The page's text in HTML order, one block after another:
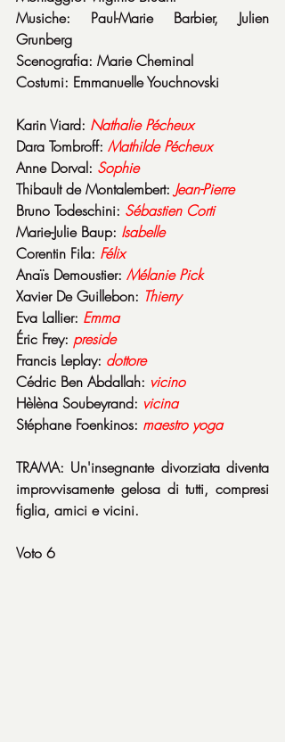
Musiche: Paul-Marie Barbier, Julien
Grunberg
Scenografia: Marie Cheminal
Costumi: Emmanuelle Youchnovski
Karin Viard: Nathalie Pécheux
Dara Tombroff: Mathilde Pécheux
Anne Dorval: Sophie
Thibault de Montalembert: Jean-Pierre
Bruno Todeschini: Sébastien Corti
Marie-Julie Baup: Isabelle
Corentin Fila: Félix
Anaïs Demoustier: Mélanie Pick
Xavier De Guillebon: Thierry
Eva Lallier: Emma
Éric Frey: preside
Francis Leplay: dottore
Cédric Ben Abdallah: vicino
Hèlèna Soubeyrand: vicina
Stéphane Foenkinos: maestro yoga
TRAMA: Un'insegnante divorziata diventa
improvvisamente gelosa di tutti, compresi
figlia, amici e vicini.
Voto 6